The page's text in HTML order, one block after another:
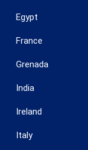
Egypt
France
Grenada
India
Ireland
Italy